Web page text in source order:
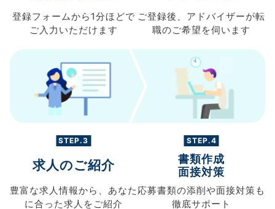
登録フォームから 1分ほどで
ご入力 いただけます
ご登録後、 アドバイザーが転
職のご希望を伺います
STEP.3
求人のご紹介
豊富な求人情報から、 あなた
に合った求人を ご紹介
STEP.4
書類作成
面接対策
応募書類の添削や面接対策も
徹底サポート